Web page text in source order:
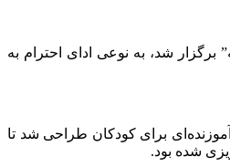
شد، به نوعی ادای احترام به
برای کودکان طراحی شد تا
شده بود.